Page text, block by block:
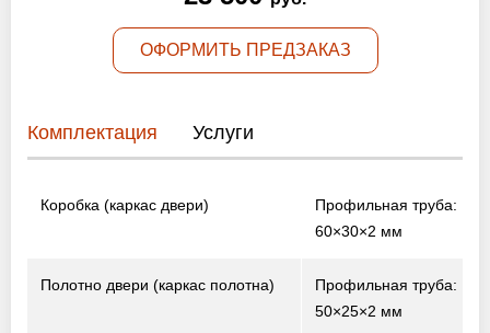
Раменское и вся область!
Работаем без выходных!
ОФОРМИТЬ ПРЕДЗАКАЗ
Комплектация Услуги
Коробка (каркас двери)
Профильная труба:
60×30×2 мм
Полотно двери (каркас полотна)
Профильная труба:
50×25×2 мм